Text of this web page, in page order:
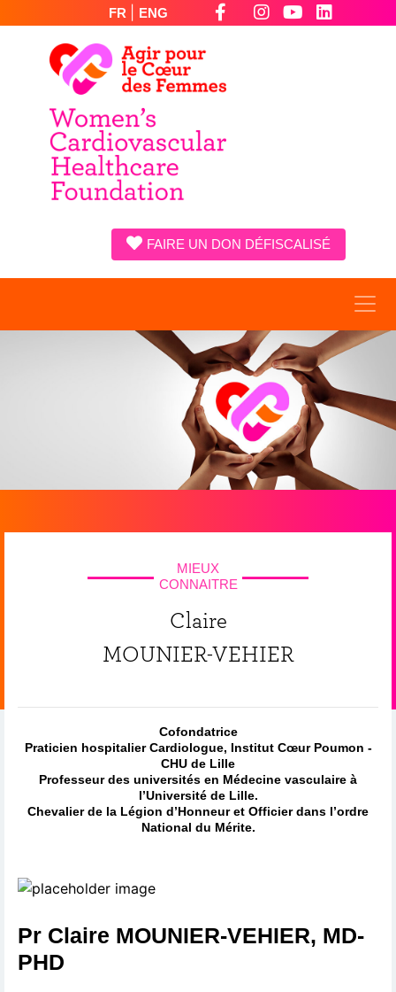
FR ENG
FAIRE UN DON DÉFISCALISÉ
MIEUX
CONNAITRE
Claire
MOUNIER-VEHIER
Cofondatrice
Praticien hospitalier Cardiologue, Institut Cœur Poumon -
CHU de Lille
Professeur des universités en Médecine vasculaire à
l’Université de Lille.
Chevalier de la Légion d’Honneur et Officier dans l’ordre
National du Mérite.
Pr Claire MOUNIER-VEHIER, MD-
PHD